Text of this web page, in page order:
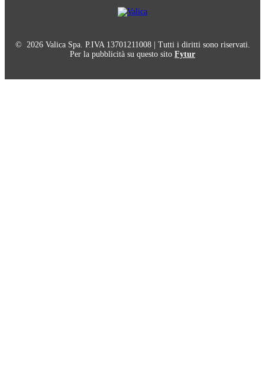
© 2026 Valica Spa. P.IVA 13701211008 | Tutti i diritti sono riservati.
Per la pubblicità su questo sito Fytur